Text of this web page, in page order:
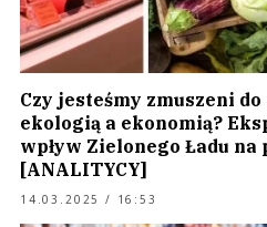
Czy jesteśmy zmuszeni
ekologią a ekonomią?
wpływ Zielonego Ładu
[ANALITYCY]
14.03.2025 / 16:53